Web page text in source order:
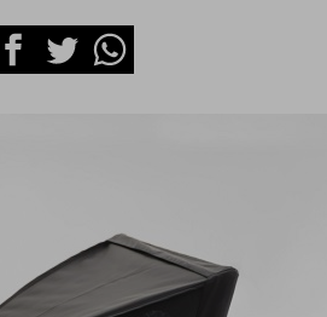
FacebookTwitterWhatsapp